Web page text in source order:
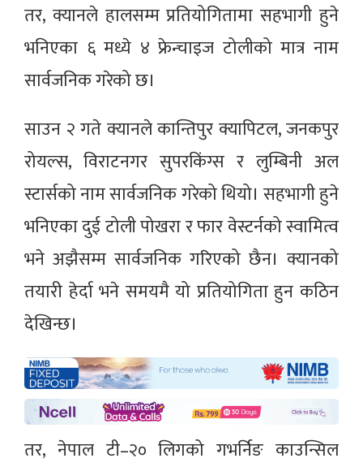
तर, क्यानले हालसम्म प्रतियोगितामा सहभागी हुने
भनिएका ६ मध्ये ४ फ्रेन्चाइज टोलीको मात्र नाम
सार्वजनिक गरेको छ।
साउन २ गते क्यानले कान्तिपुर क्यापिटल, जनकपुर
रोयल्स, विराटनगर सुपरकिंग्स र लुम्बिनी अल
स्टार्सको नाम सार्वजनिक गरेको थियो। सहभागी हुने
भनिएका दुई टोली पोखरा र फार वेस्टर्नको स्वामित्व
भने अझैसम्म सार्वजनिक गरिएको छैन। क्यानको
तयारी हेर्दा भने समयमै यो प्रतियोगिता हुन कठिन
देखिन्छ।
तर, नेपाल टी–२० लिगको गभर्निङ काउन्सिल